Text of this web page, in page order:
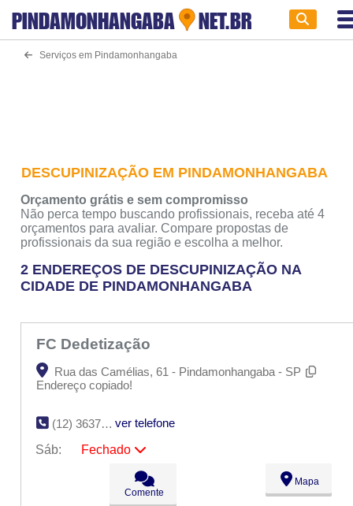
PINDAMONHANGABA NET.BR
Serviços em Pindamonhangaba
DESCUPINIZAÇÃO EM PINDAMONHANGABA
Orçamento grátis e sem compromisso
Não perca tempo buscando profissionais, receba até 4
orçamentos para avaliar. Compare propostas de
profissionais da sua região e escolha a melhor.
2 ENDEREÇOS DE DESCUPINIZAÇÃO NA
CIDADE DE PINDAMONHANGABA
FC Dedetização
Rua das Camélias, 61 - Pindamonhangaba - SP
Endereço copiado!
(12) 3637-4348
ver telefone
Sáb:
Fechado
09:00 - 18:00
09:00 - 18:00
09:00 - 18:00
Comente
Mapa